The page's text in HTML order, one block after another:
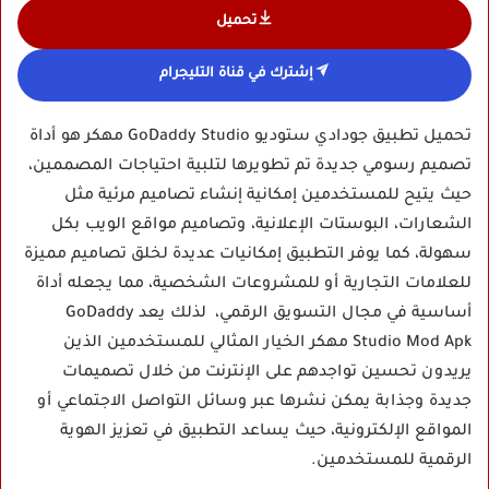
تحميل
إشترك في قناة التليجرام
تحميل تطبيق جودادي ستوديو GoDaddy Studio مهكر هو أداة
تصميم رسومي جديدة تم تطويرها لتلبية احتياجات المصممين،
حيث يتيح للمستخدمين إمكانية إنشاء تصاميم مرئية مثل
الشعارات، البوستات الإعلانية، وتصاميم مواقع الويب بكل
سهولة، كما يوفر التطبيق إمكانيات عديدة لخلق تصاميم مميزة
للعلامات التجارية أو للمشروعات الشخصية، مما يجعله أداة
أساسية في مجال التسويق الرقمي، لذلك يعد GoDaddy
Studio Mod Apk مهكر الخيار المثالي للمستخدمين الذين
يريدون تحسين تواجدهم على الإنترنت من خلال تصميمات
جديدة وجذابة يمكن نشرها عبر وسائل التواصل الاجتماعي أو
المواقع الإلكترونية، حيث يساعد التطبيق في تعزيز الهوية
الرقمية للمستخدمين.